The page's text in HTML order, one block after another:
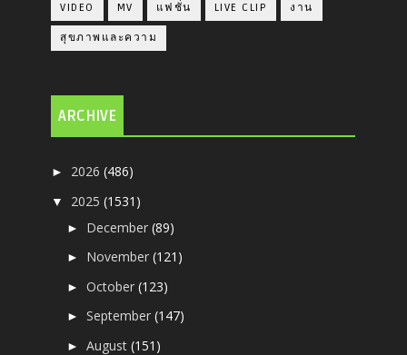
VIDEO MV แฟชั่น LIVE CLIP งาน
สุขภาพและความ
ARCHIVE
► 2026(486)
▼ 2025(1531)
► December(89)
► November(121)
►October(123)
►September(147)
►August(151)